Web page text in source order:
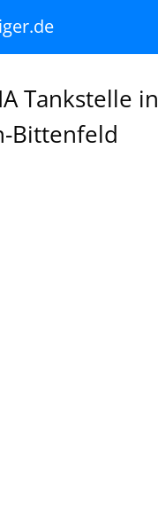
Tankstelle in
Bittenfeld